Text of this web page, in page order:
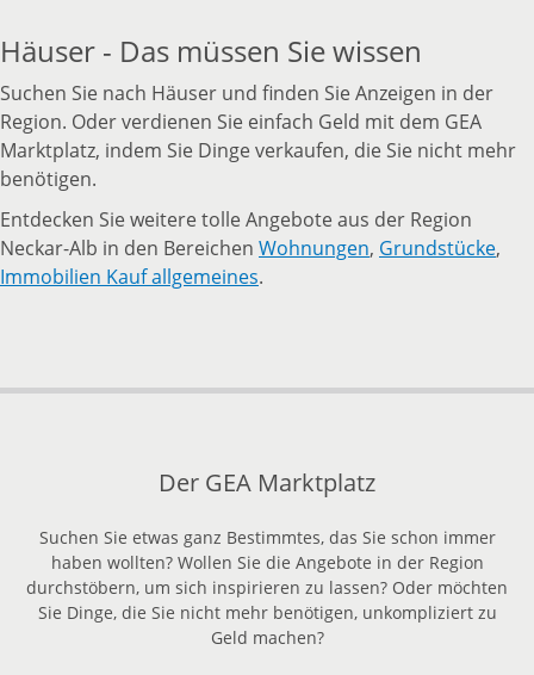
Häuser - Das müssen Sie wissen
Suchen Sie nach Häuser und finden Sie Anzeigen in der
Region. Oder verdienen Sie einfach Geld mit dem GEA
Marktplatz, indem Sie Dinge verkaufen, die Sie nicht mehr
benötigen.
Entdecken Sie weitere tolle Angebote aus der Region
Neckar-Alb in den Bereichen Wohnungen, Grundstücke,
Immobilien Kauf allgemeines.
Der GEA Marktplatz
Suchen Sie etwas ganz Bestimmtes, das Sie schon immer
haben wollten? Wollen Sie die Angebote in der Region
durchstöbern, um sich inspirieren zu lassen? Oder möchten
Sie Dinge, die Sie nicht mehr benötigen, unkompliziert zu
Geld machen?